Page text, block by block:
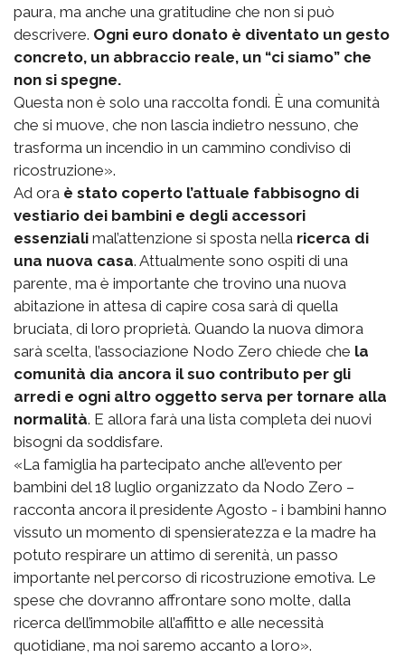
paura, ma anche una gratitudine che non si può
descrivere. Ogni euro donato è diventato un gesto
concreto, un abbraccio reale, un “ci siamo” che
non si spegne.
Questa non è solo una raccolta fondi. È una comunità
che si muove, che non lascia indietro nessuno, che
trasforma un incendio in un cammino condiviso di
ricostruzione».
Ad ora è stato coperto l’attuale fabbisogno di
vestiario dei bambini e degli accessori
essenziali mal’attenzione si sposta nella ricerca di
una nuova casa. Attualmente sono ospiti di una
parente, ma è importante che trovino una nuova
abitazione in attesa di capire cosa sarà di quella
bruciata, di loro proprietà. Quando la nuova dimora
sarà scelta, l’associazione Nodo Zero chiede che la
comunità dia ancora il suo contributo per gli
arredi e ogni altro oggetto serva per tornare alla
normalità. E allora farà una lista completa dei nuovi
bisogni da soddisfare.
«La famiglia ha partecipato anche all’evento per
bambini del 18 luglio organizzato da Nodo Zero –
racconta ancora il presidente Agosto - i bambini hanno
vissuto un momento di spensieratezza e la madre ha
potuto respirare un attimo di serenità, un passo
importante nel percorso di ricostruzione emotiva. Le
spese che dovranno affrontare sono molte, dalla
ricerca dell’immobile all’affitto e alle necessità
quotidiane, ma noi saremo accanto a loro».